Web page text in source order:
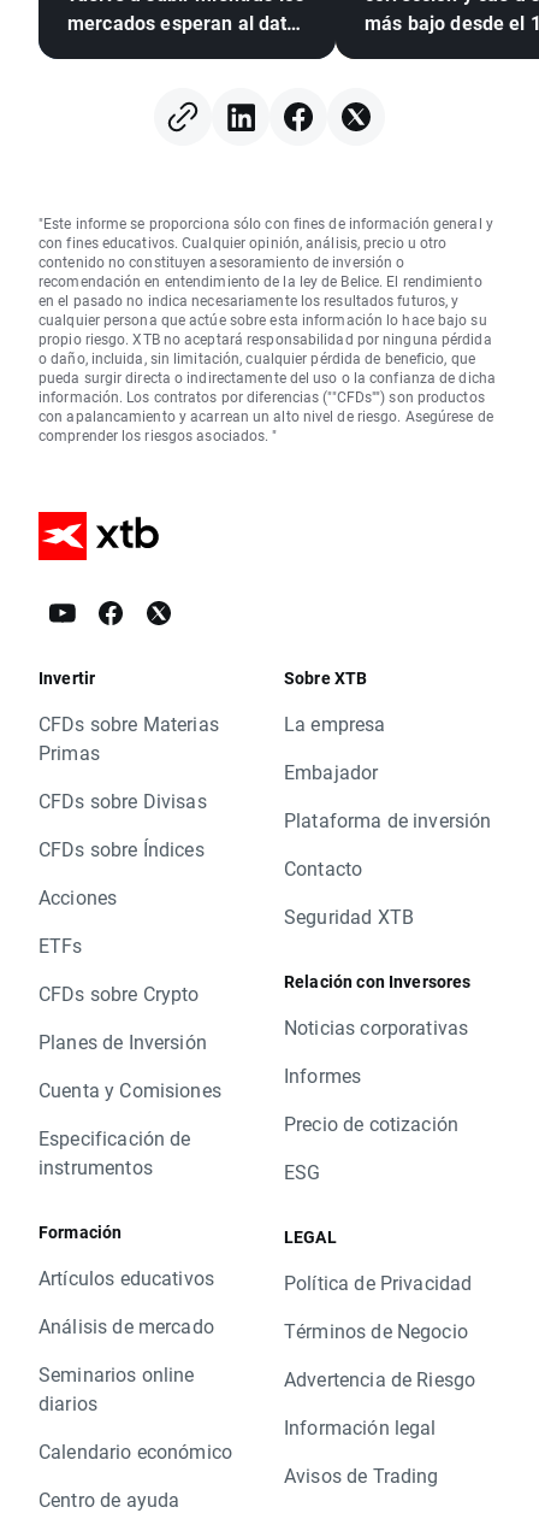
mercados esperan al dato
más bajo desde el
"Este informe se proporciona sólo con fines de información general y
con fines educativos. Cualquier opinión, análisis, precio u otro
contenido no constituyen asesoramiento de inversión o
recomendación en entendimiento de la ley de Belice. El rendimiento
en el pasado no indica necesariamente los resultados futuros, y
cualquier persona que actúe sobre esta información lo hace bajo su
propio riesgo. XTB no aceptará responsabilidad por ninguna pérdida
o daño, incluida, sin limitación, cualquier pérdida de beneficio, que
pueda surgir directa o indirectamente del uso o la confianza de dicha
información. Los contratos por diferencias (""CFDs"") son productos
con apalancamiento y acarrean un alto nivel de riesgo. Asegúrese de
comprender los riesgos asociados. "
Invertir
CFDs sobre Materias
Primas
CFDs sobre Divisas
CFDs sobre Índices
Acciones
ETFs
CFDs sobre Crypto
Planes de Inversión
Cuenta y Comisiones
Especificación de
instrumentos
Formación
Artículos educativos
Análisis de mercado
Seminarios online
diarios
Calendario económico
Centro de ayuda
Sobre XTB
La empresa
Embajador
Plataforma de inversión
Contacto
Seguridad XTB
Relación con Inversores
Noticias corporativas
Informes
Precio de cotización
ESG
LEGAL
Política de Privacidad
Términos de Negocio
Advertencia de Riesgo
Información legal
Avisos de Trading